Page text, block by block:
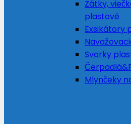
Zátky,
plastové
Exsikátory
Svorky
Mlynčeky